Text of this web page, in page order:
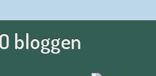
bloggen